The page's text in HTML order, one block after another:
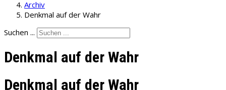
Archiv
Denkmal auf der Wahr
Suchen ...
Denkmal auf der Wahr
Denkmal auf der Wahr